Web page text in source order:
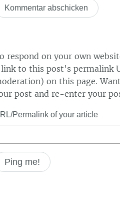
respond on your own
to this post's permalink
on this page.
post and re-enter your
Permalink of your article